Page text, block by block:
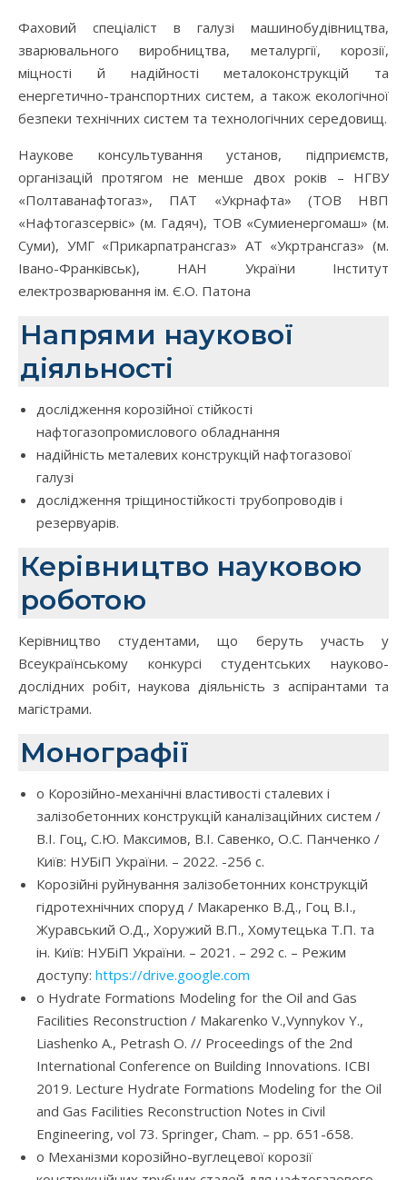
Фаховий спеціаліст в галузі машинобудівництва,
зварювального виробництва, металургіï, корозіï,
міцності й надійності металоконструкцій та
енергетично-транспортних систем, а також екологічноï
безпеки технічних систем та технологічних середовищ.
Наукове консультування установ, підприємств,
організацій протягом не менше двох років – НГВУ
«Полтаванафтогаз», ПАТ «Укрнафта» (ТОВ НВП
«Нафтогазсервіс» (м. Гадяч), ТОВ «Сумиенергомаш» (м.
Суми), УМГ «Прикарпатрансгаз» АТ «Укртрансгаз» (м.
Івано-Франківськ), НАН України Інститут
електрозварювання ім. Є.О. Патона
Напрями наукової
діяльності
дослідження корозійної стійкості
нафтогазопромислового обладнання
надійність металевих конструкцій нафтогазової
галузі
дослідження тріщиностійкості трубопроводів і
резервуарів.
Керівництво науковою
роботою
Керівництво студентами, що беруть участь у
Всеукраїнському конкурсі студентських науково-
дослідних робіт, наукова діяльність з аспірантами та
магістрами.
Монографії
o Корозійно-механічні властивості сталевих і
залізобетонних конструкцій каналізаційних систем /
В.І. Гоц, С.Ю. Максимов, В.І. Савенко, О.С. Панченко /
Київ: НУБіП України. – 2022. -256 с.
Корозійні руйнування залізобетонних конструкцій
гідротехнічних споруд / Макаренко В.Д., Гоц В.І.,
Журавський О.Д., Хоружий В.П., Хомутецька Т.П. та
ін. Київ: НУБіП України. – 2021. – 292 с. – Режим
доступу: https://drive.google.com
o Hydrate Formations Modeling for the Oil and Gas
Facilities Reconstruction / Makarenko V.,Vynnykov Y.,
Liashenko A., Petrash O. // Proceedings of the 2nd
International Conference on Building Innovations. ICBI
2019. Lecture Hydrate Formations Modeling for the Oil
and Gas Facilities Reconstruction Notes in Civil
Engineering, vol 73. Springer, Cham. – pp. 651-658.
o Механізми корозійно-вуглецевої корозії